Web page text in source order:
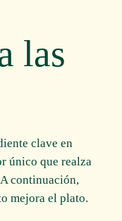
las
clave en
único que realza
continuación,
mejora el plato.